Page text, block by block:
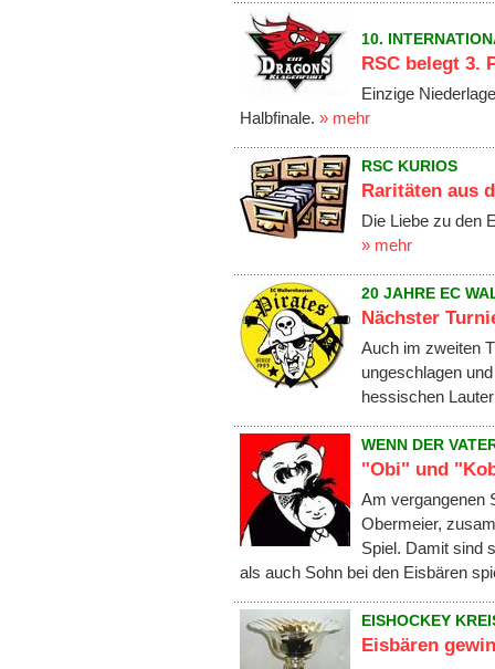
10.
RSC belegt 3.
Einzige
Halbfinale. » mehr
RSC KURIOS
Raritäten aus
Die Liebe zu den
» mehr
20 JAHRE EC
Nächster
Auch im zweiten
ungeschlagen
hessischen
WENN DER
"Obi" und
Am vergangenen
Obermeier,
Spiel. Damit sind
als auch Sohn bei den Eisbären
EISHOCKEY
Eisbären